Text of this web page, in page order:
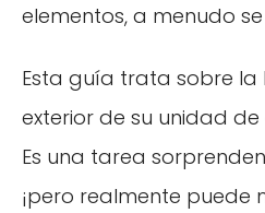
elementos, a menudo
Esta guía trata sobre
exterior de su unidad
Es una tarea
¡pero realmente puede